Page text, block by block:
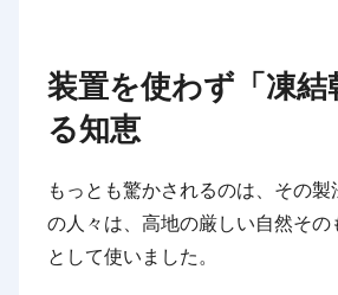
装置を使わず「凍結
る知恵
もっとも驚かされるのは、その製
の人々は、高地の厳しい自然その
として使いました。